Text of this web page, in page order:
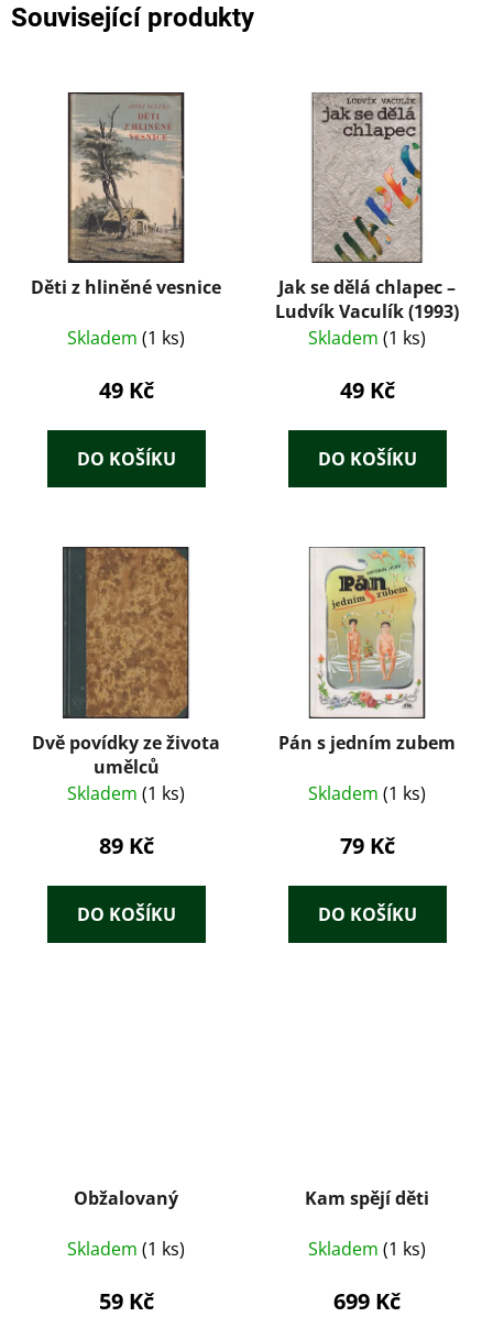
Související produkty
Děti z hliněné vesnice
Skladem (1 ks)
49 Kč
DO KOŠÍKU
Jak se dělá chlapec –
Ludvík Vaculík (1993)
Skladem (1 ks)
49 Kč
DO KOŠÍKU
Dvě povídky ze života
umělců
Skladem (1 ks)
89 Kč
DO KOŠÍKU
Pán s jedním zubem
Skladem (1 ks)
79 Kč
DO KOŠÍKU
Obžalovaný
Skladem (1 ks)
59 Kč
Kam spějí děti
Skladem (1 ks)
699 Kč